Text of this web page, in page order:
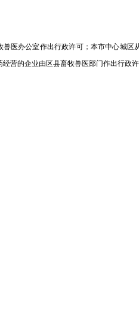
办公室作出行政许可；本市中心城区
营的企业由区县畜牧兽医部门作出行政许